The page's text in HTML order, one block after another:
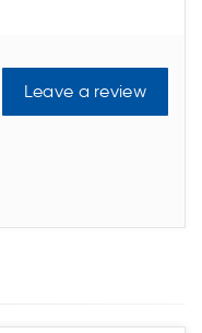
Leave a review